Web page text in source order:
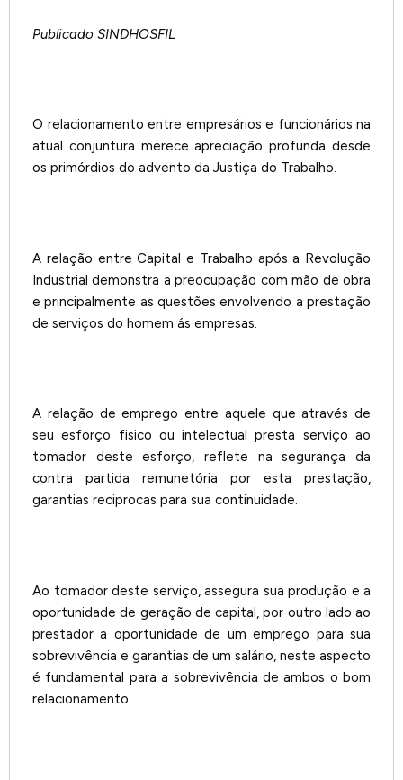
Publicado SINDHOSFIL
O relacionamento entre empresários e funcionários na
atual conjuntura merece apreciação profunda desde
os primórdios do advento da Justiça do Trabalho.
A relação entre Capital e Trabalho após a Revolução
Industrial demonstra a preocupação com mão de obra
e principalmente as questões envolvendo a prestação
de serviços do homem ás empresas.
A relação de emprego entre aquele que através de
seu esforço fisico ou intelectual presta serviço ao
tomador deste esforço, reflete na segurança da
contra partida remunetória por esta prestação,
garantias reciprocas para sua continuidade.
Ao tomador deste serviço, assegura sua produção e a
oportunidade de geração de capital, por outro lado ao
prestador a oportunidade de um emprego para sua
sobrevivência e garantias de um salário, neste aspecto
é fundamental para a sobrevivência de ambos o bom
relacionamento.